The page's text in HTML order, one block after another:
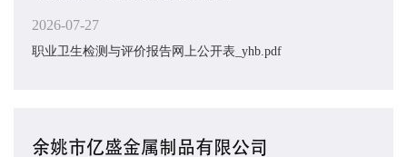
2026-07-27
职业卫生检测与评价报告网上公开表_yhb.pdf
余姚市亿盛金属制品有限公司